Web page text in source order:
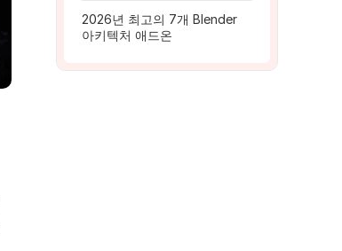
2026년 최고의 7개 Blender
아키텍처 애드온